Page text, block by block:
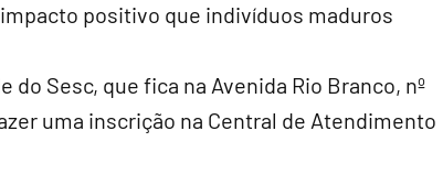
positivo que indivíduos maduros
do Sesc, que fica na Avenida Rio Branco, nº
uma inscrição na Central de Atendimento